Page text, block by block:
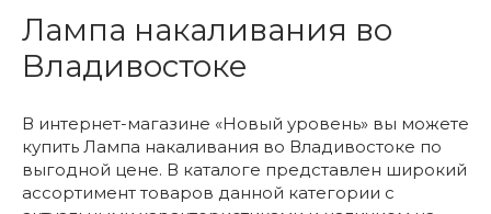
Лампа накаливания во
Владивостоке
В интернет-магазине «Новый уровень» вы можете
купить Лампа накаливания во Владивостоке по
выгодной цене. В каталоге представлен широкий
ассортимент товаров данной категории с